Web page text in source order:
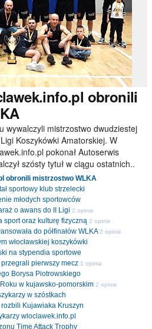
obronili
wywalczyli mistrzostwo dwudziestej
Koszykówki Amatorskiej. W
pokonał Autoserwis
szósty tytuł w ciągu ostatnich..
obronili mistrzostwo WLKA
sportowy klub strzelecki
młodych sportowców
o awans do II Ligi 2 opinie
sport oraz kulturę fizyczną 2 opinie
do półfinałów WLKA 2 opinie
włocławskiej koszykówki
na stypendia sportowe
pierwszy mecz 1 opinia
Borysa Piotrowskiego
w kujawsko-pomorskim 2 opinie
w szóstkach
Kujawiaka Kruszyn
wloclawek.info.pl
Time Attack Trophy